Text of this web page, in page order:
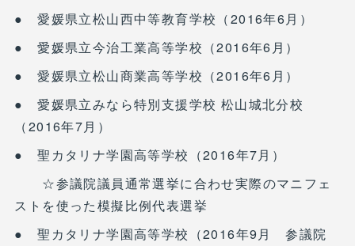
● 愛媛県立松山西中等教育学校（2016年6月）
● 愛媛県立今治工業高等学校（2016年6月）
● 愛媛県立松山商業高等学校（2016年6月）
● 愛媛県立みなら特別支援学校 松山城北分校
（2016年7月）
● 聖カタリナ学園高等学校（2016年7月）
☆参議院議員通常選挙に合わせ実際のマニフェ
ストを使った模擬比例代表選挙
● 聖カタリナ学園高等学校（2016年9月 参議院